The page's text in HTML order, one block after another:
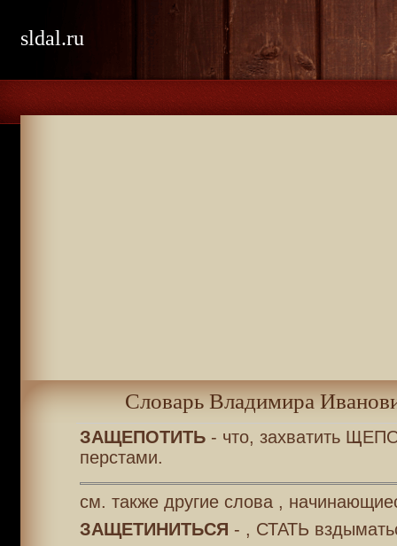
sldal.ru
Словарь Владимира
ЗАЩЕПОТИТЬ- что, захватить
перстами.
см. также другие слова ,
ЗАЩЕТИНИТЬСЯ - , СТАТЬ